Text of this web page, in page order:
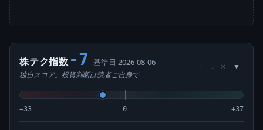
株テク指数 -7 基準日 2026-08-06
独自スコア。投資判断は読者ご自身で
↑ ↓ ×
−33 0 +37